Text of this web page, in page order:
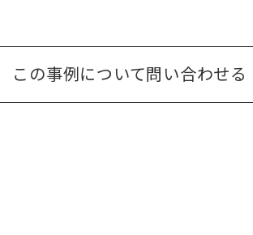
この事例について問い合わせる